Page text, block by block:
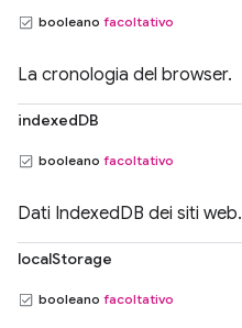
booleano facoltativo
La cronologia del browser.
indexedDB
booleano facoltativo
Dati IndexedDB dei siti web.
localStorage
booleano facoltativo